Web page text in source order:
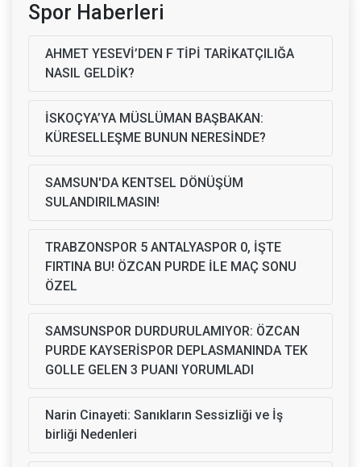
Spor Haberleri
AHMET YESEVİ’DEN F TİPİ TARİKATÇILIĞA
NASIL GELDİK?
İSKOÇYA’YA MÜSLÜMAN BAŞBAKAN:
KÜRESELLEŞME BUNUN NERESİNDE?
SAMSUN'DA KENTSEL DÖNÜŞÜM
SULANDIRILMASIN!
TRABZONSPOR 5 ANTALYASPOR 0, İŞTE
FIRTINA BU! ÖZCAN PURDE İLE MAÇ SONU
ÖZEL
SAMSUNSPOR DURDURULAMIYOR: ÖZCAN
PURDE KAYSERİSPOR DEPLASMANINDA TEK
GOLLE GELEN 3 PUANI YORUMLADI
Narin Cinayeti: Sanıkların Sessizliği ve İş
birliği Nedenleri